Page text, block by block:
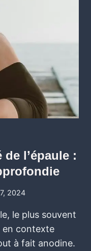
l’épaule :
2024
le plus souvent
en contexte
à fait anodine.